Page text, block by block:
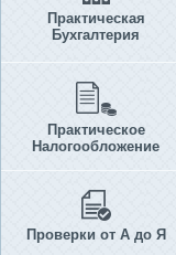
Практическая
Бухгалтерия
Практическое
Налогообложение
Проверки от А до Я